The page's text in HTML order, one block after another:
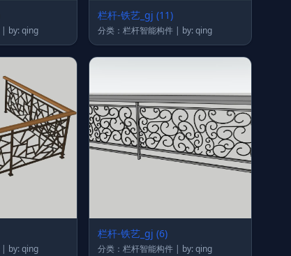
分类：栏杆智能构件 | by: qing
栏杆-铁艺_gj (11)
分类：栏杆智能构件 | by: qing
分类：栏杆智能构件 | by: qing
栏杆-铁艺_gj (6)
分类：栏杆智能构件 | by: qing